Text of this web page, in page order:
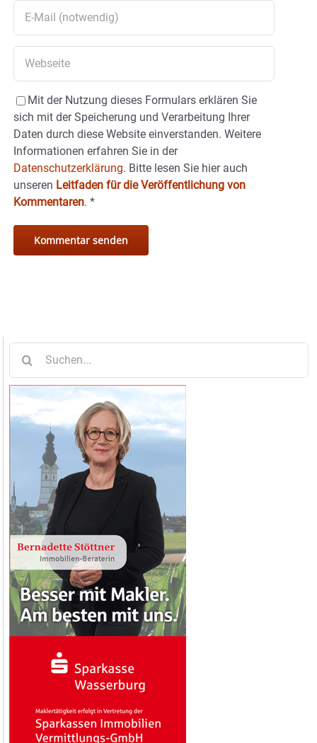
Mit der Nutzung dieses Formulars erklären Sie
sich mit der Speicherung und Verarbeitung Ihrer
Daten durch diese Website einverstanden. Weitere
Informationen erfahren Sie in der
Datenschutzerklärung. Bitte lesen Sie hier auch
unseren Leitfaden für die Veröffentlichung von
Kommentaren. *
nach: